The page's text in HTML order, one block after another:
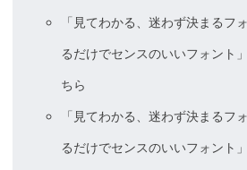
「見てわかる、迷わず決まるフ
るだけでセンスのいいフォント
ちら
「見てわかる、迷わず決まるフ
るだけでセンスのいいフォント